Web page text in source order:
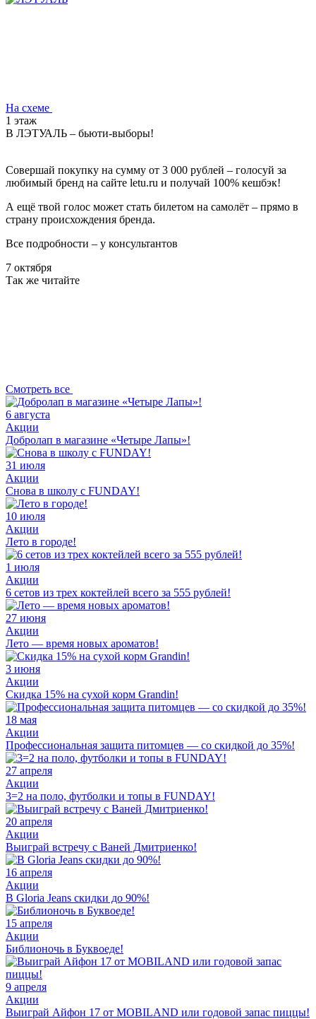
На схеме
1 этаж
В ЛЭТУАЛЬ – бьюти-выборы!
Совершай покупку на сумму от 3 000 рублей – голосуй за
любимый бренд на сайте letu.ru и получай 100% кешбэк!
А ещё твой голос может стать билетом на самолёт – прямо в
страну происхождения бренда.
Все подробности – у консультантов
7 октября
Так же читайте
Смотреть все
6 августа
Акции
Добролап в магазине «Четыре Лапы»!
31 июля
Акции
Снова в школу с FUNDAY!
10 июля
Акции
Лето в городе!
1 июля
Акции
6 сетов из трех коктейлей всего за 555 рублей!
27 июня
Акции
Лето — время новых ароматов!
3 июня
Акции
Скидка 15% на сухой корм Grandin!
18 мая
Акции
Профессиональная защита питомцев — со скидкой до 35%!
27 апреля
Акции
3=2 на поло, футболки и топы в FUNDAY!
20 апреля
Акции
Выиграй встречу с Ваней Дмитриенко!
16 апреля
Акции
В Gloria Jeans скидки до 90%!
15 апреля
Акции
Библионочь в Буквоеде!
9 апреля
Акции
Выиграй Айфон 17 от MOBILAND или годовой запас пиццы!